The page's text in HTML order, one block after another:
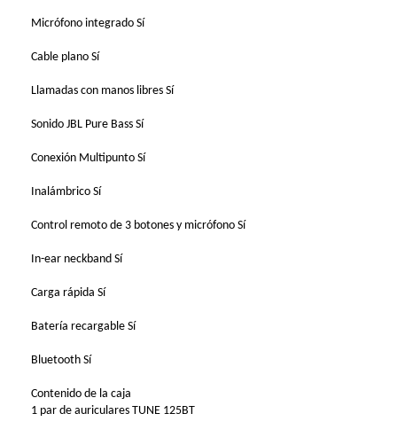
Micrófono integrado Sí
Cable plano Sí
Llamadas con manos libres Sí
Sonido JBL Pure Bass Sí
Conexión Multipunto Sí
Inalámbrico Sí
Control remoto de 3 botones y micrófono Sí
In-ear neckband Sí
Carga rápida Sí
Batería recargable Sí
Bluetooth Sí
Contenido de la caja
1 par de auriculares TUNE 125BT